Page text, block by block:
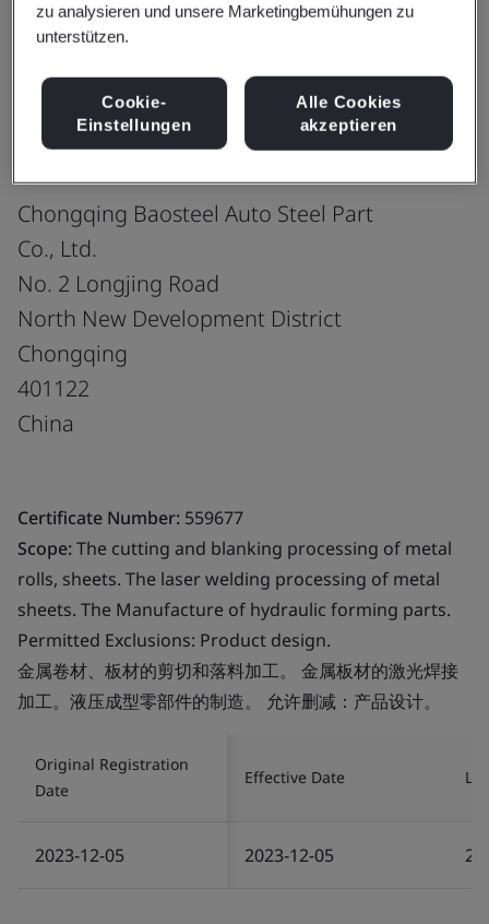
Teilen:
IATF 16949:2016
Chongqing Baosteel Auto Steel Part
Co., Ltd.
No. 2 Longjing Road
North New Development District
Chongqing
401122
China
Certificate Number: 559677
Scope:The cutting and blanking processing of metal
rolls, sheets. The laser welding processing of metal
sheets. The Manufacture of hydraulic forming parts.
Permitted Exclusions: Product design.
金属卷材、板材的剪切和落料加工。 金属板材的激光焊接
加工。液压成型零部件的制造。 允许删减：产品设计。
Original Registration
Date
Effective Date
2023-12-05 2023-12-05
zu analysieren und unsere Marketingbemühungen zu
unterstützen.
Cookie-
Einstellungen
Alle Cookies
akzeptieren